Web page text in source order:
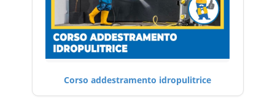
Corso addestramento idropulitrice